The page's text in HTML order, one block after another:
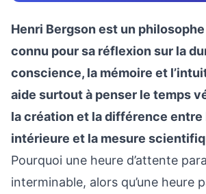
Henri Bergson est un
connu pour sa réflexion sur la
conscience, la mémoire et
aide surtout à penser le temps
la création et la différence entre
intérieure et la mesure
Pourquoi une heure d’attente
interminable, alors qu’une heure